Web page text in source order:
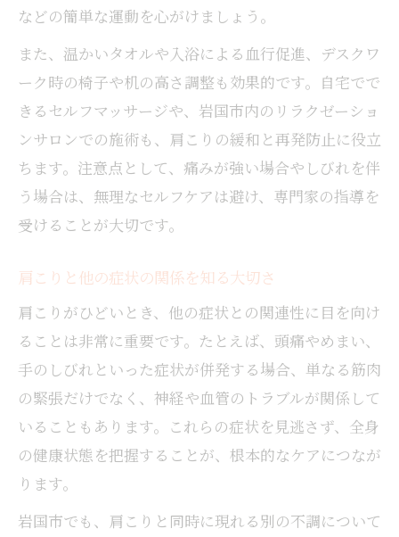
などの簡単な運動を心がけましょう。
また、温かいタオルや入浴による血行促進、デスクワ
ーク時の椅子や机の高さ調整も効果的です。自宅でで
きるセルフマッサージや、岩国市内のリラクゼーショ
ンサロンでの施術も、肩こりの緩和と再発防止に役立
ちます。注意点として、痛みが強い場合やしびれを伴
う場合は、無理なセルフケアは避け、専門家の指導を
受けることが大切です。
肩こりと他の症状の関係を知る大切さ
肩こりがひどいとき、他の症状との関連性に目を向け
ることは非常に重要です。たとえば、頭痛やめまい、
手のしびれといった症状が併発する場合、単なる筋肉
の緊張だけでなく、神経や血管のトラブルが関係して
いることもあります。これらの症状を見逃さず、全身
の健康状態を把握することが、根本的なケアにつなが
ります。
岩国市でも、肩こりと同時に現れる別の不調について